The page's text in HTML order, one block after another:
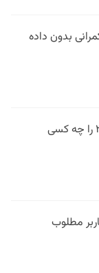
بدون داده
فیلتر در وقت اضافه؛ فوتبال ۳۶۰ را چه کسی
مطلوب